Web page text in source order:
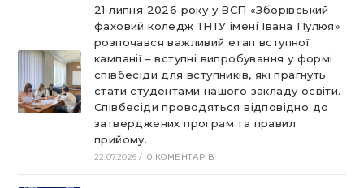
21 липня 2026 року у ВСП «Зборівський
фаховий коледж ТНТУ імені Івана Пулюя»
розпочався важливий етап вступної
кампанії – вступні випробування у формі
співбесіди для вступників, які прагнуть
стати студентами нашого закладу освіти.
Співбесіди проводяться відповідно до
затверджених програм та правил
прийому.
22.07.2026 / 0 КОМЕНТАРІВ